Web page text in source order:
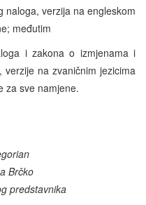
verzija na engleskom
međutim
i zakona o izmjenama i
na zvaničnim jezicima
za sve namjene.
Brčko
predstavnika